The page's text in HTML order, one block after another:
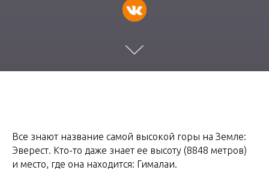
Все знают название самой высокой горы на Земле:
Эверест. Кто-то даже знает ее высоту (8848 метров)
и место, где она находится: Гималаи.